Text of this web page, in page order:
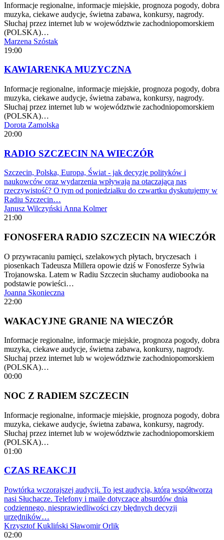
Informacje regionalne, informacje miejskie, prognoza pogody, dobra
muzyka, ciekawe audycje, świetna zabawa, konkursy, nagrody.
Słuchaj przez internet lub w województwie zachodniopomorskiem
(POLSKA)…
Marzena Szóstak
19:00
KAWIARENKA MUZYCZNA
Informacje regionalne, informacje miejskie, prognoza pogody, dobra
muzyka, ciekawe audycje, świetna zabawa, konkursy, nagrody.
Słuchaj przez internet lub w województwie zachodniopomorskiem
(POLSKA)…
Dorota Zamolska
20:00
RADIO SZCZECIN NA WIECZÓR
Szczecin, Polska, Europa, Świat - jak decyzje polityków i
naukowców oraz wydarzenia wpływają na otaczającą nas
rzeczywistość? O tym od poniedziałku do czwartku dyskutujemy w
Radiu Szczecin…
Janusz WilczyńskiAnna Kolmer
21:00
FONOSFERA RADIO SZCZECIN NA WIECZÓR
O przywracaniu pamięci, szelakowych płytach, bryczesach i
piosenkach Tadeusza Millera opowie dziś w Fonosferze Sylwia
Trojanowska. Latem w Radiu Szczecin słuchamy audiobooka na
podstawie powieści…
Joanna Skonieczna
22:00
WAKACYJNE GRANIE NA WIECZÓR
Informacje regionalne, informacje miejskie, prognoza pogody, dobra
muzyka, ciekawe audycje, świetna zabawa, konkursy, nagrody.
Słuchaj przez internet lub w województwie zachodniopomorskiem
(POLSKA)…
00:00
NOC Z RADIEM SZCZECIN
Informacje regionalne, informacje miejskie, prognoza pogody, dobra
muzyka, ciekawe audycje, świetna zabawa, konkursy, nagrody.
Słuchaj przez internet lub w województwie zachodniopomorskiem
(POLSKA)…
01:00
CZAS REAKCJI
Powtórka wczorajszej audycji. To jest audycja, którą współtworzą
nasi Słuchacze. Telefony i maile dotyczące absurdów dnia
codziennego, niesprawiedliwości czy błędnych decyzji
urzędników…
Krzysztof Kukliński Sławomir Orlik
02:00